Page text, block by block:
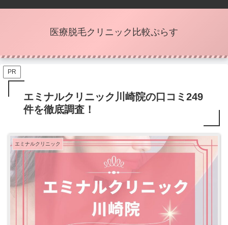
医療脱毛クリニック比較ぷらす
PR
エミナルクリニック川崎院の口コミ249
件を徹底調査！
エミナルクリニック